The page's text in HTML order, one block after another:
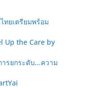
ทยเตรียมพร้อม
Up the Care by
รยกระดับ...ความ